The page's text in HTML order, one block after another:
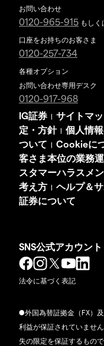
お問い合わせ
0120-965-915 もしく
口座をお持ちのお客さま
0120-257-734
各種オプション
お問い合わせ専用デスク
0120-917-968
IG証券 | サイトマ
定・方針| 個人情
ついて | Cookieに
客さま本位の業務
スタマーハラスメ
考え方 | ヘルプ＆
証券について
SNS公式アカウント
法令に基づく表記
●外国為替証拠金（FX）
利益が保証されていませ
失の限定を保証するもの